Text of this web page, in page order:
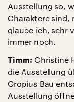
Ausstellung so,
Charaktere sind,
glaube ich, sehr
immer noch.
Timm: Christine
die Ausstellung
Gropius Bau
Ausstellung